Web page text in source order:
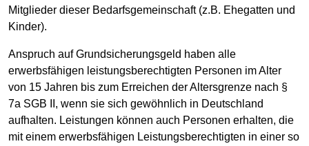
Mitglieder dieser Bedarfsgemeinschaft (z.B. Ehegatten und
Kinder).
Anspruch auf Grundsicherungsgeld haben alle
erwerbsfähigen leistungsberechtigten Personen im Alter
von 15 Jahren bis zum Erreichen der Altersgrenze nach §
7a SGB II, wenn sie sich gewöhnlich in Deutschland
aufhalten. Leistungen können auch Personen erhalten, die
mit einem erwerbsfähigen Leistungsberechtigten in einer so